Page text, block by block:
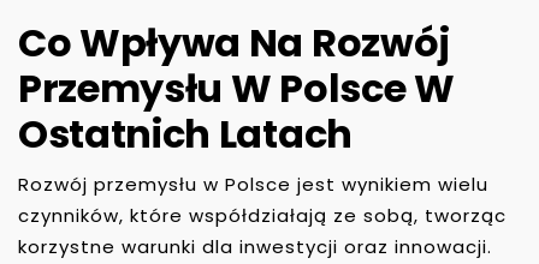
Co Wpływa Na Rozwój
Przemysłu W Polsce W
Ostatnich Latach
Rozwój przemysłu w Polsce jest wynikiem wielu
czynników, które współdziałają ze sobą, tworząc
korzystne warunki dla inwestycji oraz innowacji.